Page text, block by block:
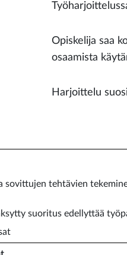
Opiskelija saa
osaamista
Harjoittelu
sovittujen tehtävien
suoritus edellyttää